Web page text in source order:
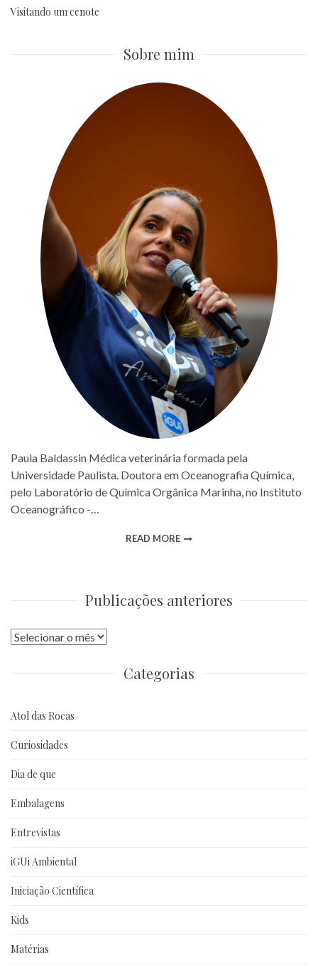
Visitando um cenote
Sobre mim
Paula Baldassin Médica veterinária formada pela
Universidade Paulista. Doutora em Oceanografia Química,
pelo Laboratório de Química Orgânica Marinha, no Instituto
Oceanográfico -…
READ MORE
Publicações anteriores
Publicações
Categorias
Atol das Rocas
Curiosidades
Dia de que
Embalagens
Entrevistas
iGUi Ambiental
Iniciação Científica
Kids
Matérias